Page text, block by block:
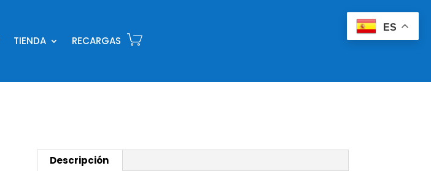
TIENDA RECARGAS
Descripción
ES